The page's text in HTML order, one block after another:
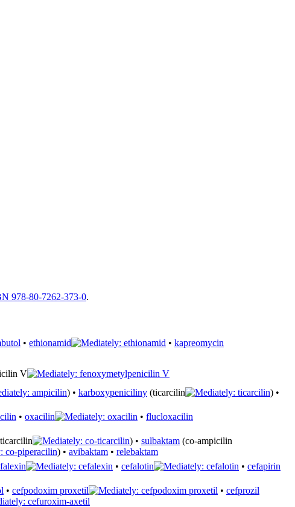
978-80-7262-373-0.
• ethionamid • kapreomycin
V
) • karboxypeniciliny (ticarcilin
) •
• oxacilin • flucloxacilin
) • sulbaktam (co-ampicilin
) • avibaktam • relebaktam
• cefalotin • cefapirin
• cefpodoxim proxetil • cefprozil